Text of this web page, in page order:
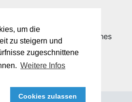
um die
zu steigern und
zugeschnittene
Weitere Infos
Cookies zulassen
Dachgesellschaft Deutsches
e.V.